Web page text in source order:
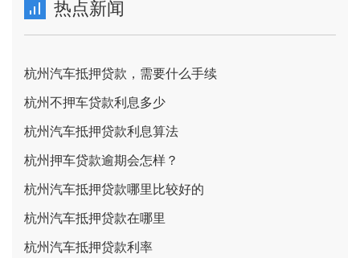
热点新闻
杭州汽车抵押贷款，需要什么手续
杭州不押车贷款利息多少
杭州汽车抵押贷款利息算法
杭州押车贷款逾期会怎样？
杭州汽车抵押贷款哪里比较好的
杭州汽车抵押贷款在哪里
杭州汽车抵押贷款利率